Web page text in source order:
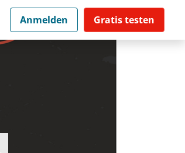
Anmelden Gratis testen